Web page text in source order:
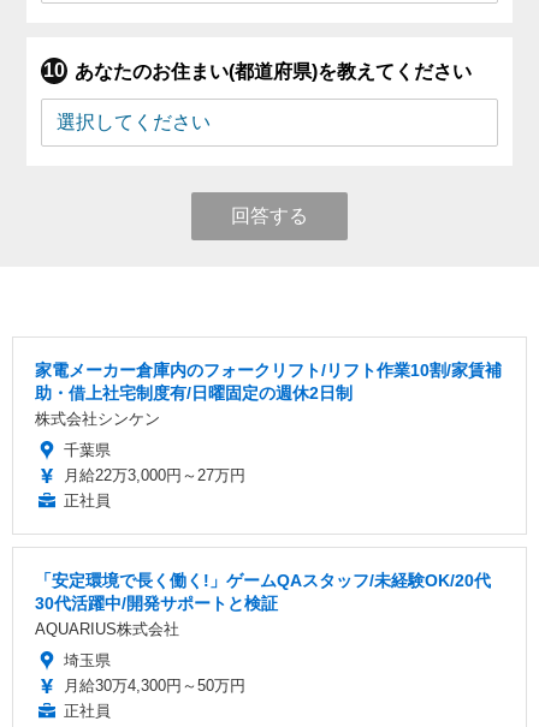
あなたのお住まい(都道府県)を教えてください
回答する
家電メーカー倉庫内のフォークリフト/リフト作業10割/家賃補
助・借上社宅制度有/日曜固定の週休2日制
株式会社シンケン
千葉県
月給22万3,000円～27万円
正社員
「安定環境で長く働く!」ゲームQAスタッフ/未経験OK/20代
30代活躍中/開発サポートと検証
AQUARIUS株式会社
埼玉県
月給30万4,300円～50万円
正社員